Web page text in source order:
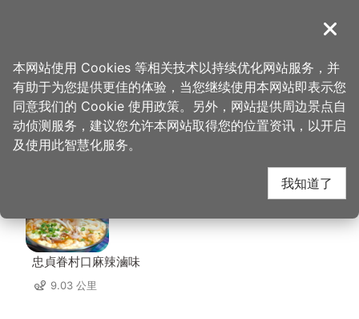
導覽
首页 > 想去的地方 > 美食、购物 > 香草蛋糕舖
香草蛋糕舖 周边店家
忠貞眷村口麻辣滷味
9.03 公里
关闭
本网站使用 Cookies 等相关技术以持续优化网站服务，并
有助于为您提供更佳的体验，当您继续使用本网站即表示您
同意我们的 Cookie 使用政策。另外，网站提供周边景点自
动侦测服务，建议您允许本网站取得您的位置资讯，以开启
及使用此智慧化服务。
我知道了